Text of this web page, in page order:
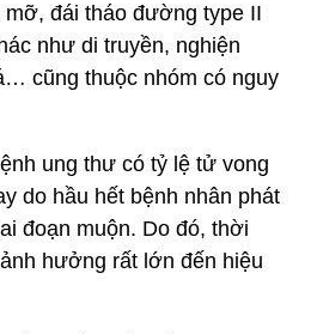
đái tháo đường type II
như di truyền, nghiện
cũng thuộc nhóm có nguy
ung thư có tỷ lệ tử vong
do hầu hết bệnh nhân phát
đoạn muộn. Do đó, thời
hưởng rất lớn đến hiệu